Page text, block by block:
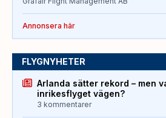
Annonsera här
FLYGNYHETER
Arlanda sätter rekord – men
inrikesflyget vägen?
3 kommentarer